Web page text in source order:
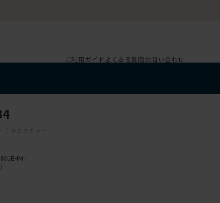
ご利用ガイド よくある質問お問い合わせ
/ テクスチャー